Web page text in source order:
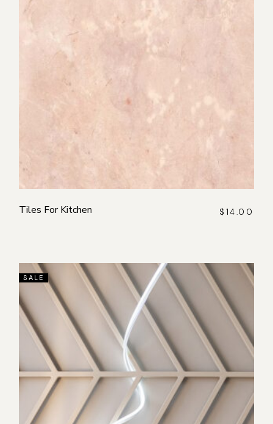
Tiles For Kitchen $ 14.00
SALE